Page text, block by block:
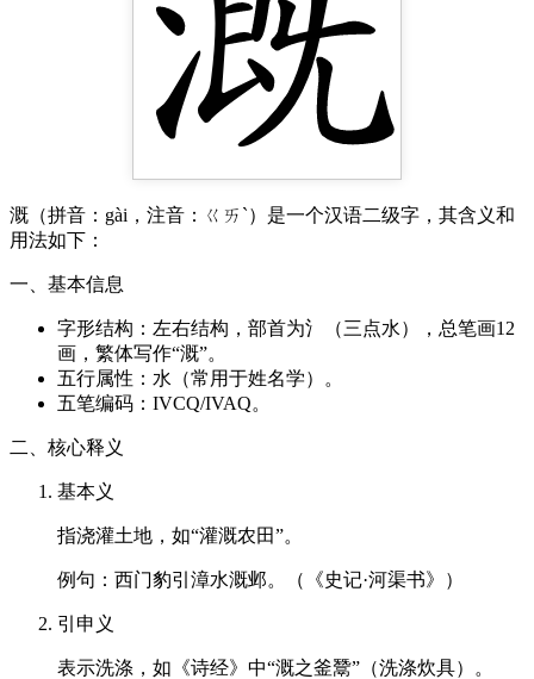
溉（拼音：gài，注音：ㄍㄞˋ）是一个汉语二级字，其含义和
用法如下：
一、基本信息
字形结构：左右结构，部首为氵（三点水），总笔画12
画，繁体写作“溉”。
五行属性：水（常用于姓名学）。
五笔编码：IVCQ/IVAQ。
二、核心释义
基本义
指浇灌土地，如“灌溉农田”。
例句：西门豹引漳水溉邺。（《史记·河渠书》）
引申义
表示洗涤，如《诗经》中“溉之釜鬵”（洗涤炊具）。